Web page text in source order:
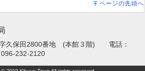
ページの先頭へ
字久保田2800番地 (本館３階) 電話：
232-2120